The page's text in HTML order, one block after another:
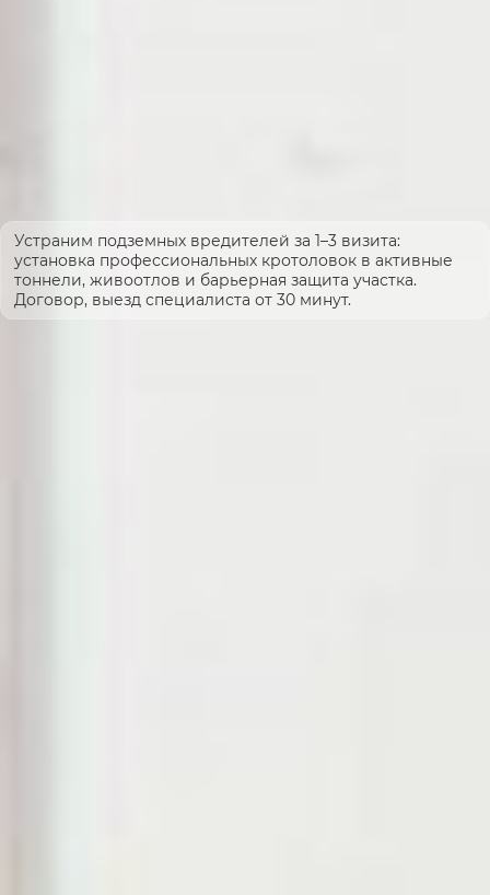
Устраним подземных вредителей за 1–3 визита:
установка профессиональных кротоловок в активные
тоннели, живоотлов и барьерная защита участка.
Договор, выезд специалиста от 30 минут.